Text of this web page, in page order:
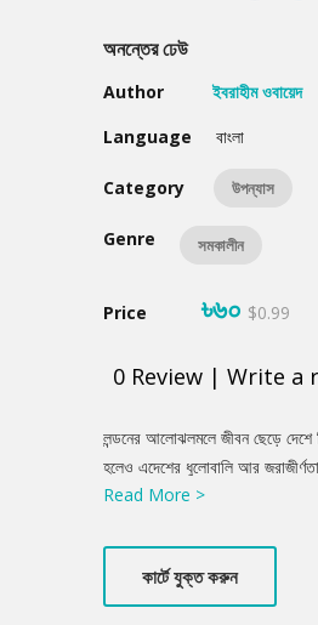
অনন্তের ঢেউ
Author
ইবরাহীম ওবায়েদ
Language
বাংলা
Category উপন্যাস
Genre সমকালীন
Price ৳৬০ $0.99
0 Review | Write a
Summery
লন্ডনের আলোঝলমলে জীবন ছেড়ে দেশে
হলেও এদেশের ধুলোবালি আর
আলিশান বাড়িতে এসে সে মুখোমুখি
বাড়িতেই কাজ করে জহির।
লুকিয়ে আছে অন্য এক সত্তা, কি
নিশার ব্যক্তিগত ডায়েরিতে একে
Read More >
কার্টে যুক্ত করুন